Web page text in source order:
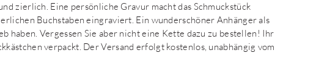
zierlich. Eine persönliche Gravur macht das Schmuckstück
Buchstaben eingraviert. Ein wunderschöner Anhänger als
haben. Vergessen Sie aber nicht eine Kette dazu zu bestellen! Ihr
verpackt. Der Versand erfolgt kostenlos, unabhängig vom